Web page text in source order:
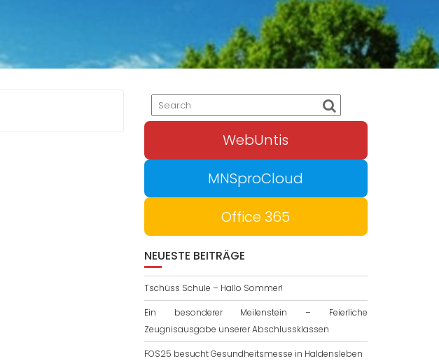
WebUntis
MNSproCloud
Office 365
NEUESTE BEITRÄGE
Tschüss Schule – Hallo Sommer!
Ein besonderer Meilenstein – Feierliche
Zeugnisausgabe unserer Abschlussklassen
FOS25 besucht Gesundheitsmesse in Haldensleben